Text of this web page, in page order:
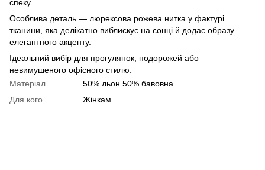
спеку.
Особлива деталь — люрексова рожева нитка у фактурі
тканини, яка делікатно виблискує на сонці й додає образу
елегантного акценту.
Ідеальний вибір для прогулянок, подорожей або
невимушеного офісного стилю.
Матеріал
50% льон 50% бавовна
Для кого
Жінкам